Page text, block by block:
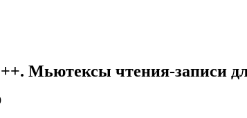
Мьютексы чтения-записи